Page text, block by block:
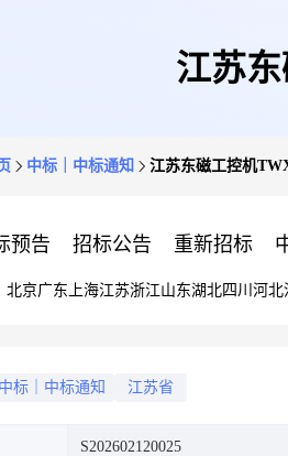
江苏
中标｜中标通知 江苏东磁工控机
预告 招标公告 重新招标
北京广东 上海江苏浙江山东湖北四川 河北
中标｜中标通知 江苏省
S202602120025